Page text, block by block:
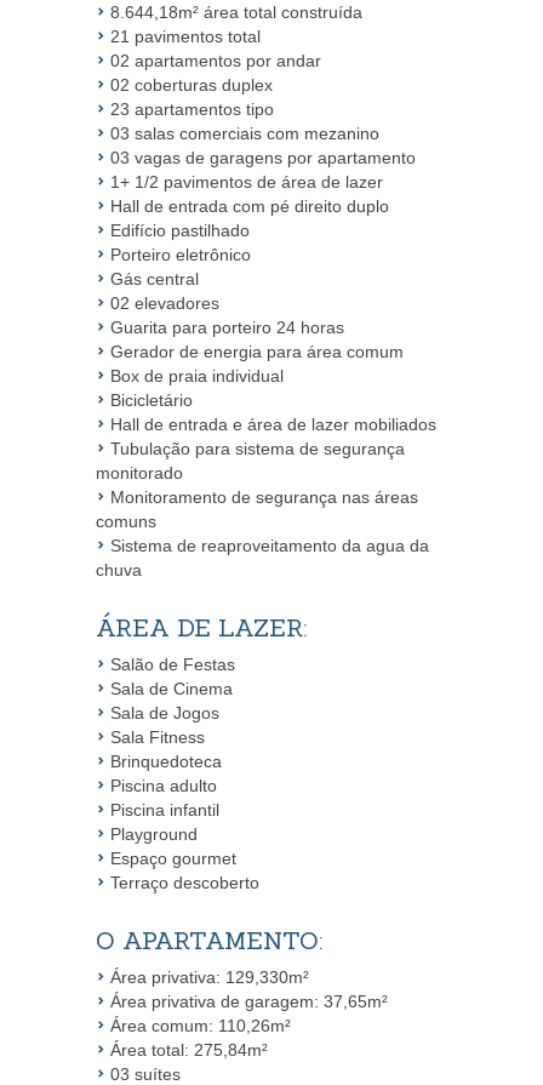
8.644,18m² área total construída
21 pavimentos total
02 apartamentos por andar
02 coberturas duplex
23 apartamentos tipo
03 salas comerciais com mezanino
03 vagas de garagens por apartamento
1+ 1/2 pavimentos de área de lazer
Hall de entrada com pé direito duplo
Edifício pastilhado
Porteiro eletrônico
Gás central
02 elevadores
Guarita para porteiro 24 horas
Gerador de energia para área comum
Box de praia individual
Bicicletário
Hall de entrada e área de lazer mobiliados
Tubulação para sistema de segurança
monitorado
Monitoramento de segurança nas áreas
comuns
Sistema de reaproveitamento da agua da
chuva
ÁREA DE LAZER:
Salão de Festas
Sala de Cinema
Sala de Jogos
Sala Fitness
Brinquedoteca
Piscina adulto
Piscina infantil
Playground
Espaço gourmet
Terraço descoberto
O APARTAMENTO:
Área privativa: 129,330m²
Área privativa de garagem: 37,65m²
Área comum: 110,26m²
Área total: 275,84m²
03 suítes